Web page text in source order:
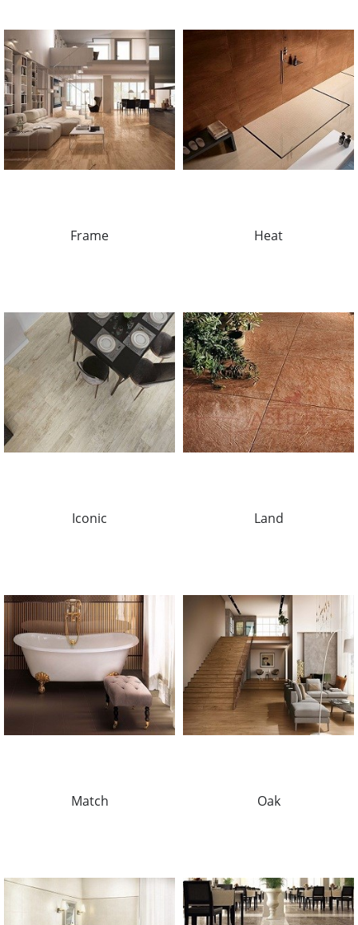
Frame Heat
Iconic Land
Match Oak